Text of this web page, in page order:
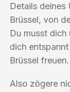
Details deines
Brüssel, von
Du musst dich
dich
Brüssel freuen.
Also zögere